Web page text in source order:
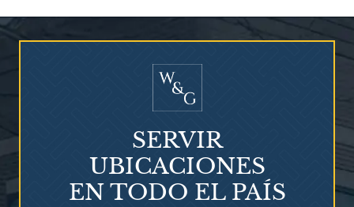
¿Quién corre el riesgo de
SERVIR
UBICACIONES
EN TODO EL PAÍS